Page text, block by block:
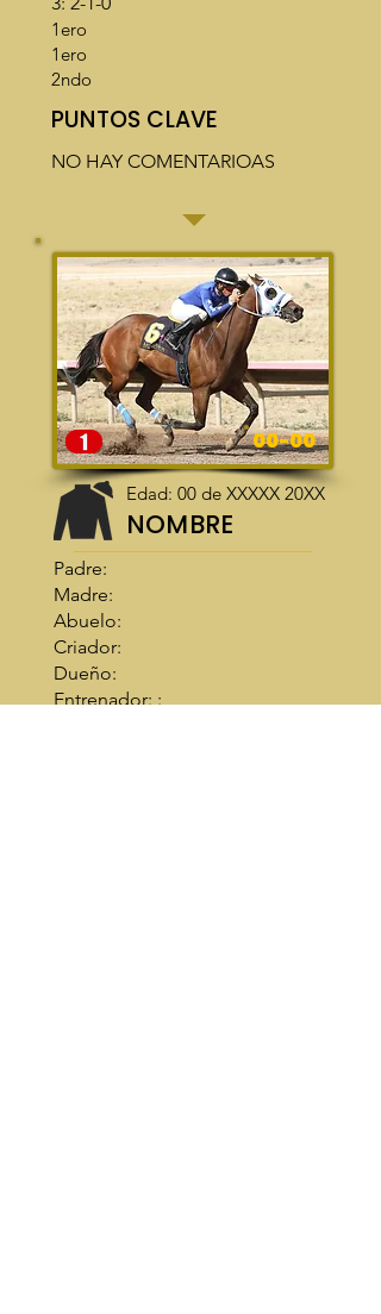
1ero
1ero
2ndo
PUNTOS CLAVE
NO HAY COMENTARIOAS
00-00
Edad: 00 de XXXXX 20XX
NOMBRE
Padre:
Madre:
Abuelo:
Criador:
Dueño:
Entrenador: :